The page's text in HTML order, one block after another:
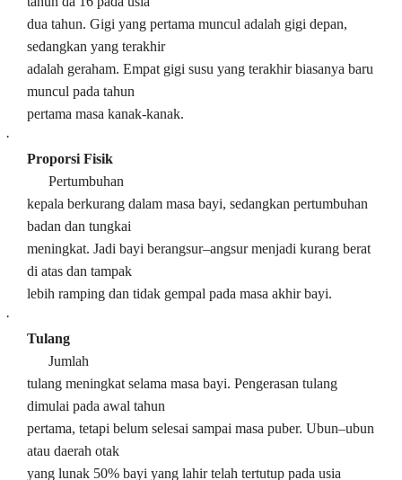
dua tahun. Gigi yang pertama muncul adalah gigi depan,
sedangkan yang terakhir
adalah geraham. Empat gigi susu yang terakhir biasanya baru
muncul pada tahun
pertama masa kanak-kanak.
·
Proporsi Fisik
Pertumbuhan
kepala berkurang dalam masa bayi, sedangkan pertumbuhan
badan dan tungkai
meningkat. Jadi bayi berangsur–angsur menjadi kurang berat
di atas dan tampak
lebih ramping dan tidak gempal pada masa akhir bayi.
·
Tulang
Jumlah
tulang meningkat selama masa bayi. Pengerasan tulang
dimulai pada awal tahun
pertama, tetapi belum selesai sampai masa puber. Ubun–ubun
atau daerah otak
yang lunak 50% bayi yang lahir telah tertutup pada usia